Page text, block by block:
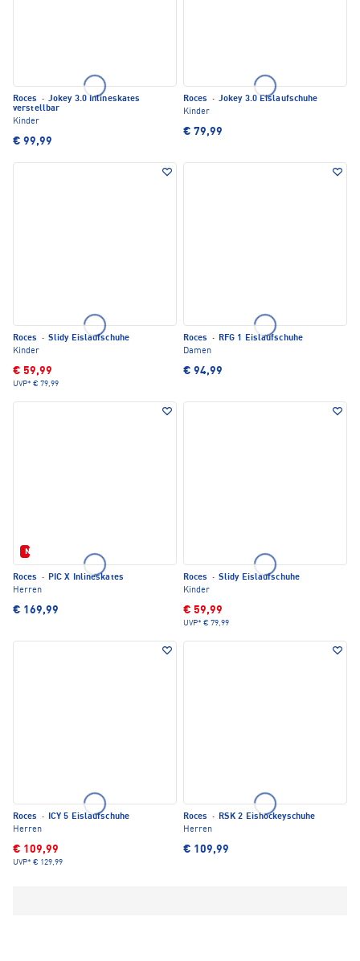
Roces · Jokey 3.0 Inlineskates
verstellbar
Kinder
€ 99,99
Roces · Jokey 3.0 Eislaufschuhe
Kinder
€ 79,99
Roces · Slidy Eislaufschuhe
Kinder
€ 59,99
UVP* € 79,99
Roces · RFG 1 Eislaufschuhe
Damen
€ 94,99
Neu
Roces · PIC X Inlineskates
Herren
€ 169,99
Roces · Slidy Eislaufschuhe
Kinder
€ 59,99
UVP* € 79,99
Roces · ICY 5 Eislaufschuhe
Herren
€ 109,99
UVP* € 129,99
Roces · RSK 2 Eishockeyschuhe
Herren
€ 109,99